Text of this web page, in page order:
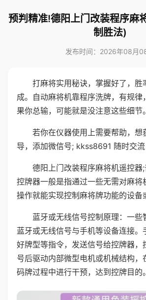
预判精准!德阳上门改装程序麻
制胜法)
发布时间：2026年08月
打麻将实用秘诀，掌握好了，胜
成。自动麻将机靠程序洗牌，有规律
果你总输，可能就是没注意这些细节。
若你在仪器使用上需要帮助，想
导，添加微信号; kkss8691 随时交流
德阳上门改装程序麻将机遥控器
控牌器一般是指通过一些无需对麻将
操作就能实现控制麻将牌功能的设备
蓝牙或无线信号控制原理：一些
蓝牙或无线信号与手机等设备连接。
好牌型等指令，发送信号给控牌器，
号后驱动内部微型电机或机械结构，
码牌过程中进行干预，达到控牌目的。